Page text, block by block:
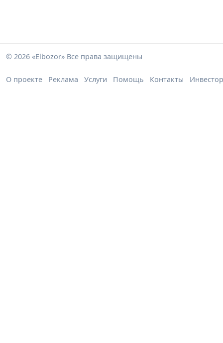
© 2026 «Elbozor» Все права защищены
О проекте Реклама Услуги Помощь Контакты